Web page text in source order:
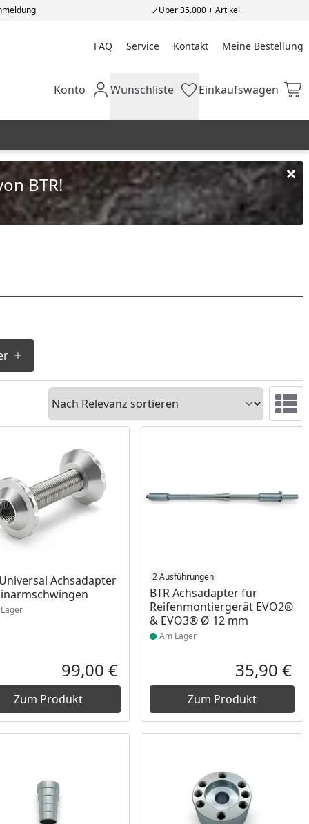
Über 35.000 + Artikel
FAQ Service Kontakt Meine Bestellung
Meine Bestellung
Mein Konto
Konto Wunschliste
Wunschliste Einkaufswagen
Einkaufswagen
BTR!
Sortieren
Achsadapter
am Lager
Aktueller Preis
99,00 €
Zum Produkt
2 Ausführungen
BTR Achsadapter für
Reifenmontiergerät EVO2®
& EVO3® Ø 12 mm
Produkt am Lager
Am Lager
35,90 €
Zum Produkt